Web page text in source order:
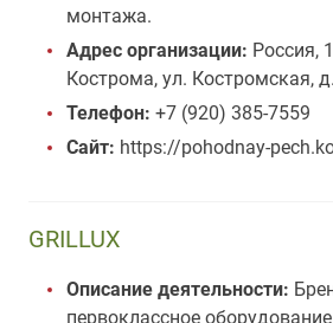
монтажа.
Адрес организации: Россия,
Кострома, ул. Костромская,
Телефон: +7 (920) 385-7559
Сайт: https://pohodnay-
GRILLUX
Описание деятельности:
первоклассное